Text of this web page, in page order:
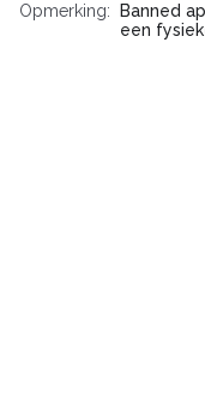
Opmerking
Banned
een